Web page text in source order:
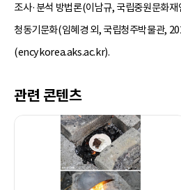
조사·분석 방법론(이남규, 국립중원문화
청동기문화(임혜경 외, 국립청주박물관,
(encykorea.aks.ac.kr).
관련 콘텐츠